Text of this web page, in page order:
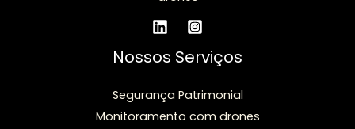
Nossos Serviços
Segurança Patrimonial
Monitoramento com drones